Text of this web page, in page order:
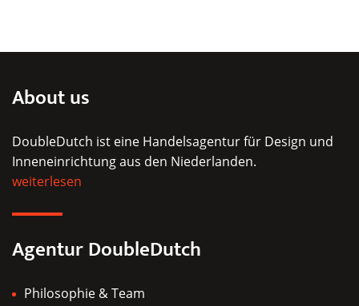
Optionen
können
gewählt
About us
DoubleDutch ist eine Handelsagentur für Design und
Inneneinrichtung aus den Niederlanden.
weiterlesen
Agentur DoubleDutch
Philosophie & Team